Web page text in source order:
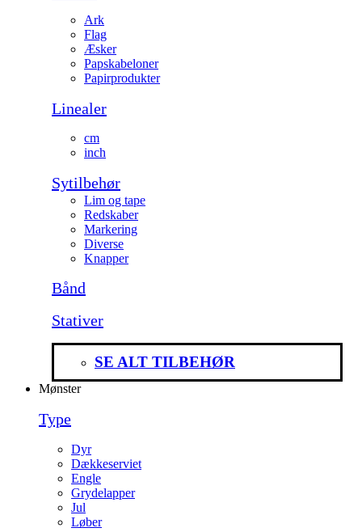
Ark
Flag
Æsker
Papskabeloner
Papirprodukter
Linealer
cm
inch
Sytilbehør
Lim og tape
Redskaber
Markering
Diverse
Knapper
Bånd
Stativer
SE ALT TILBEHØR
Mønster
Type
Dyr
Dækkeserviet
Engle
Grydelapper
Jul
Løber